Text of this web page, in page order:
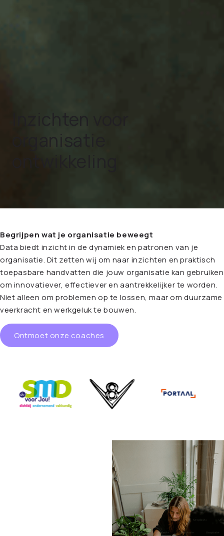
Inzichten voor
organisatie
Begrijpen wat je organisatie beweegt
Data biedt inzicht in de dynamiek en patronen van je
organisatie. Dit zetten wij om naar inzichten en praktisch
toepasbare handvatten die jouw organisatie kan gebruiken
om innovatiever, effectiever en aantrekkelijker te worden.
Niet alleen om problemen op te lossen, maar om duurzame
veerkracht en werkgeluk te bouwen.
Ontmoet onze coaches